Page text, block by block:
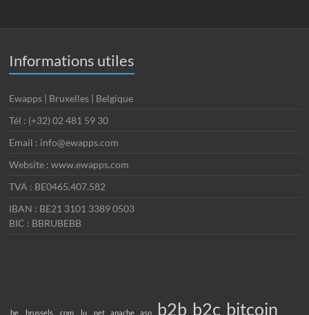
Informations utiles
Ewapps | Bruxelles | Belgique
Tél : (+32) 02 481 59 30
Email : info@ewapps.com
Website : www.ewapps.com
TVA : BE0465.407.582
IBAN : BE21 3101 3389 0503
BIC : BBRUBEBB
.be .brussels .com .lu .net apache asp b2b b2c bitcoin